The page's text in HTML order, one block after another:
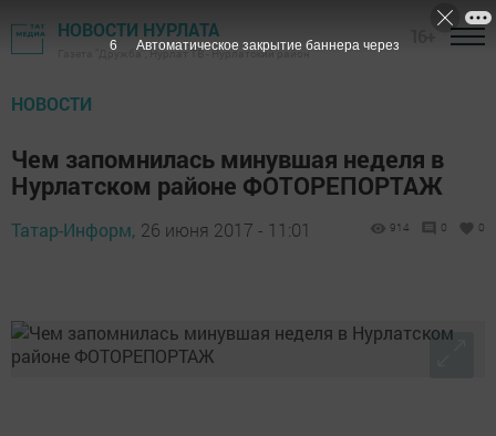
НОВОСТИ НУРЛАТА
Газета "Дружба", Нурлат ТВ - Нурлатский район
НОВОСТИ
Чем запомнилась минувшая неделя в
Нурлатском районе ФОТОРЕПОРТАЖ
Татар-Информ, 26 июня 2017 - 11:01 914 0 0
5 Автоматическое закрытие баннера через